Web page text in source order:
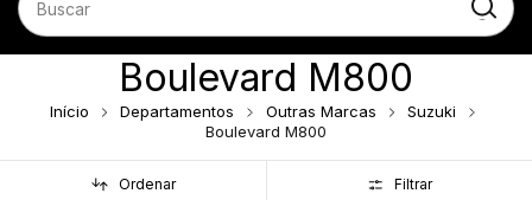
Boulevard M800
Início Departamentos Outras Marcas
Suzuki
Boulevard M800
Ordenar Filtrar